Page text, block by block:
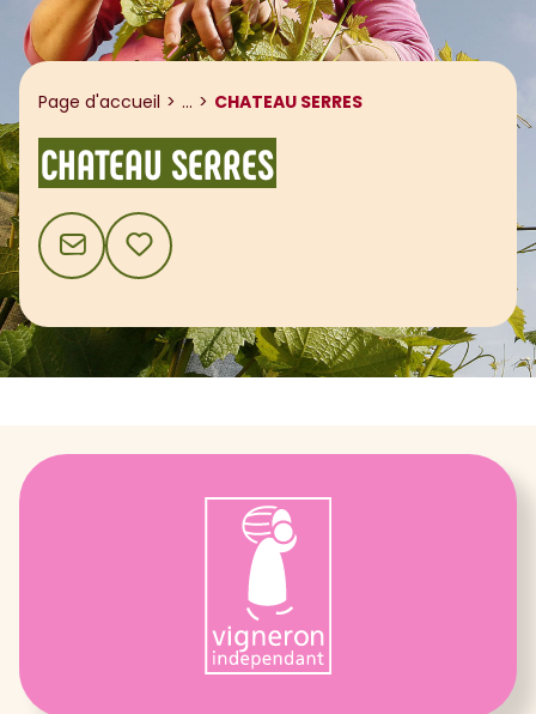
Page d'accueil ... Afficher le fil d'ariane
CHATEAU SERRES
CHATEAU SERRES
CONTACTAJOUTER AUX FAVORIS